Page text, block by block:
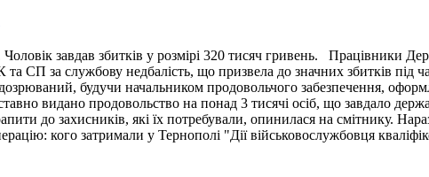
завдав збитків у розмірі 320 тисяч гривень. Працівники
СП за службову недбалість, що призвела до значних збитків під
будучи начальником продовольчого забезпечення,
видано продовольство на понад 3 тисячі осіб, що завдало
до захисників, які їх потребували, опинилася на смітнику.
кого затримали у Тернополі "Дії військовослужбовця